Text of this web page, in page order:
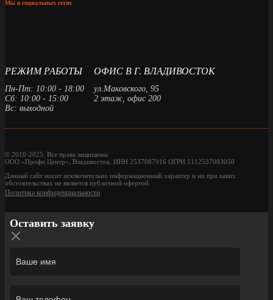
Мы в социальных сетях
РЕЖИМ РАБОТЫ
Пн-Пт: 10:00 - 18:00
Сб: 10:00 - 15:00
Вс: выходной
ОФИС В Г. ВЛАДИВОСТОК
ул.Маковского, 95
2 этаж, офис 200
© 2010-2025. Все права защищены.
ООО «Профи Центр», Владивосток. ИНН 2537087916 ОГРН 1112537003050
Данный сайт носит исключительно информационный характер и ни при каких
обстоятельствах не является публичной офертой.
Политика конфиденциальности
Оставить заявку